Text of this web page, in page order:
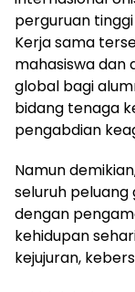
perguruan tinggi
Kerja sama
mahasiswa dan
global bagi
bidang tenaga
pengabdian
Namun
seluruh
dengan
kehidupan
kejujuran,